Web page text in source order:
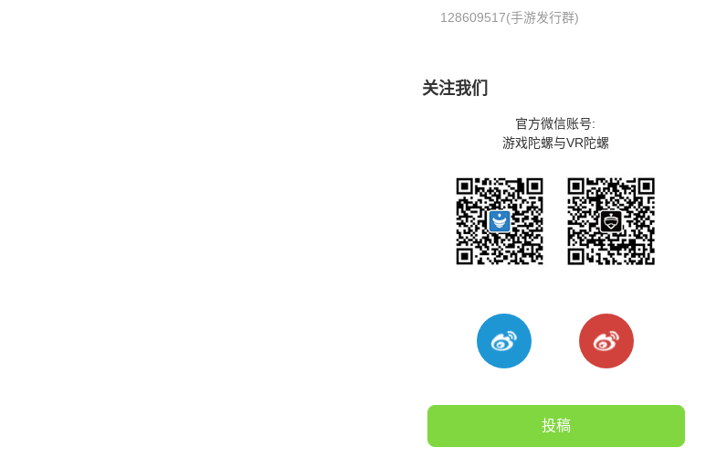
128609517(手游发行群)
关注我们
官方微信账号:
游戏陀螺与VR陀螺
投稿